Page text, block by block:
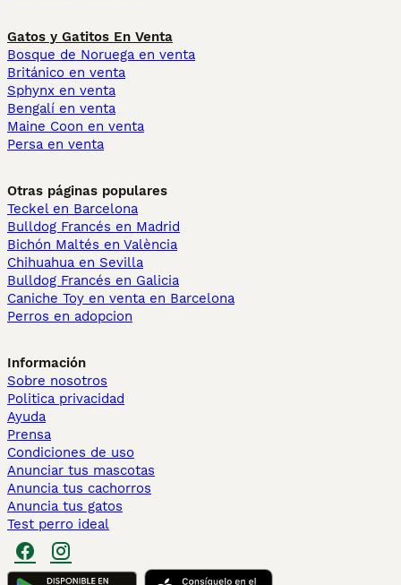
Gatos y Gatitos En Venta
Bosque de Noruega en venta
Británico en venta
Sphynx en venta
Bengalí en venta
Maine Coon en venta
Persa en venta
Otras páginas populares
Teckel en Barcelona
Bulldog Francés en Madrid
Bichón Maltés en València
Chihuahua en Sevilla
Bulldog Francés en Galicia
Caniche Toy en venta en Barcelona
Perros en adopcion
Información
Sobre nosotros
Politica privacidad
Ayuda
Prensa
Condiciones de uso
Anunciar tus mascotas
Anuncia tus cachorros
Anuncia tus gatos
Test perro ideal